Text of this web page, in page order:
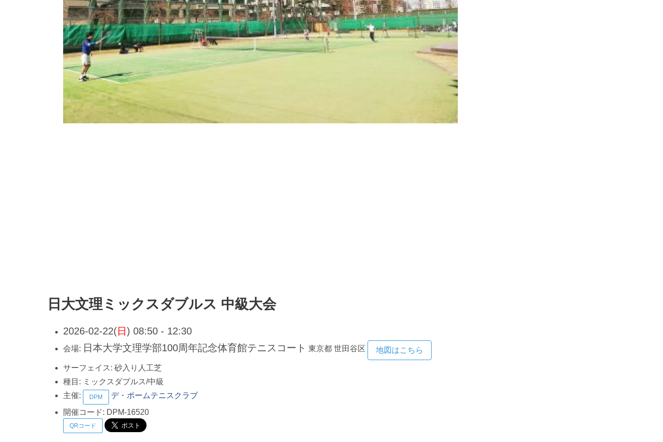
日大文理ミックスダブルス 中級大会
2026-02-22(日) 08:50 - 12:30
会場: 日本大学文理学部100周年記念体育館テニスコート 東京都 世田谷区 地図はこちら
サーフェイス: 砂入り人工芝
種目: ミックスダブルス/中級
主催:
DPM
デ・ポームテニスクラブ
開催コード: DPM-16520
QRコード